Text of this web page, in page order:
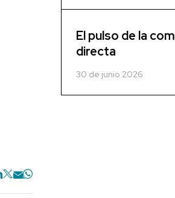
El pulso de la
directa
30 de junio 2026